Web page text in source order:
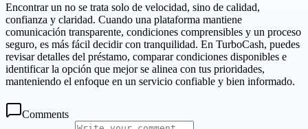
Encontrar un no se trata solo de velocidad, sino de calidad,
confianza y claridad. Cuando una plataforma mantiene
comunicación transparente, condiciones comprensibles y un proceso
seguro, es más fácil decidir con tranquilidad. En TurboCash, puedes
revisar detalles del préstamo, comparar condiciones disponibles e
identificar la opción que mejor se alinea con tus prioridades,
manteniendo el enfoque en un servicio confiable y bien informado.
Comments